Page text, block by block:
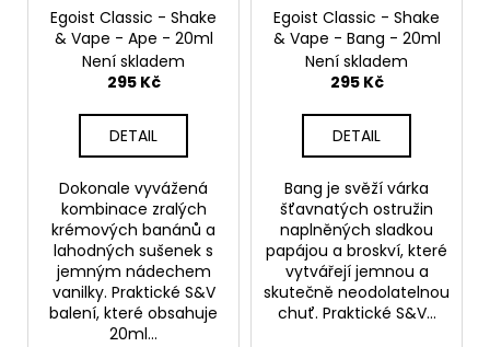
Egoist Classic - Shake
& Vape - Ape - 20ml
Není skladem
295 Kč
DETAIL
Dokonale vyvážená
kombinace zralých
krémových banánů a
lahodných sušenek s
jemným nádechem
vanilky. Praktické S&V
balení, které obsahuje
20ml...
Egoist Classic - Shake
& Vape - Bang - 20ml
Není skladem
295 Kč
DETAIL
Bang je svěží várka
šťavnatých ostružin
naplněných sladkou
papájou a broskví, které
vytvářejí jemnou a
skutečně neodolatelnou
chuť. Praktické S&V...